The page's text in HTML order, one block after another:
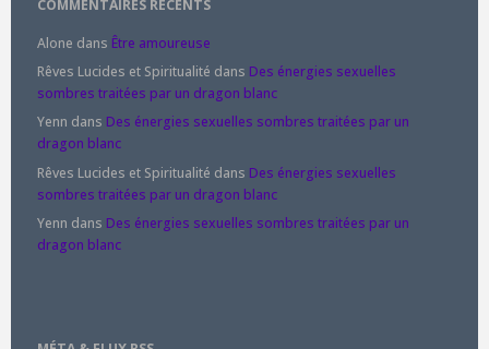
COMMENTAIRES RÉCENTS
Alone dans Être amoureuse
Rêves Lucides et Spiritualité dans Des énergies sexuelles
sombres traitées par un dragon blanc
Yenn dans Des énergies sexuelles sombres traitées par un
dragon blanc
Rêves Lucides et Spiritualité dans Des énergies sexuelles
sombres traitées par un dragon blanc
Yenn dans Des énergies sexuelles sombres traitées par un
dragon blanc